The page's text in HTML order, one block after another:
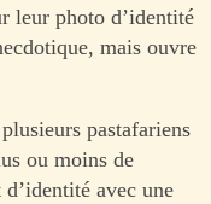
leur photo d’identité
mais ouvre
pastafariens
ou moins de
avec une